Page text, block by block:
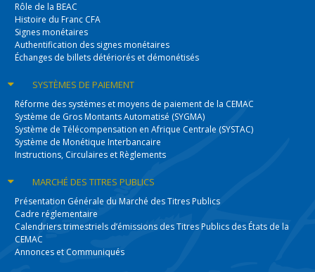
Rôle de la BEAC
Histoire du Franc CFA
Signes monétaires
Authentification des signes monétaires
Échanges de billets détériorés et démonétisés
SYSTÈMESDE PAIEMENT
Réforme des systèmes et moyens de paiement de la CEMAC
Système de Gros Montants Automatisé (SYGMA)
Système de Télécompensation en Afrique Centrale (SYSTAC)
Système de Monétique Interbancaire
Instructions, Circulaires et Règlements
MARCHÉ DESTITRES PUBLICS
Présentation Générale du Marché des Titres Publics
Cadre réglementaire
Calendriers trimestriels d’émissions des Titres Publics des États de la
CEMAC
Annonces et Communiqués